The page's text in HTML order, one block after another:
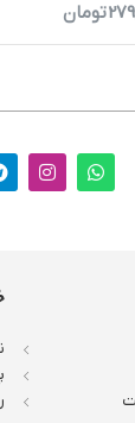
تومان